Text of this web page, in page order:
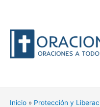
Inicio
Protección y